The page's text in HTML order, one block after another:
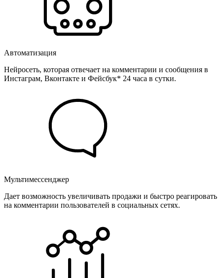
Автоматизация
Нейросеть, которая отвечает на комментарии и сообщения в
Инстаграм, Вконтакте и Фейсбук* 24 часа в сутки.
Мультимессенджер
Дает возможность увеличивать продажи и быстро реагировать
на комментарии пользователей в социальных сетях.